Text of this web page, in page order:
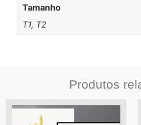
Tamanho
T1, T2
Produtos